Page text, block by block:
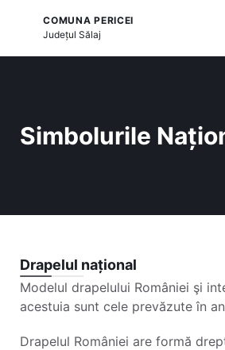
COMUNA PERICEI
JudețulSălaj
Simbolurile
Drapelul național
Modelul drapelului României şi
acestuia sunt cele prevăzute în
Drapelul României are formă